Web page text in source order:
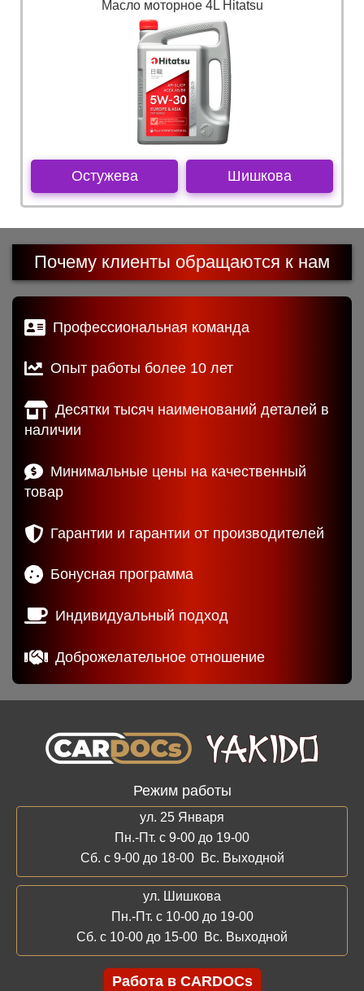
Масло моторное 4L Hitatsu
Остужева Шишкова
Почему клиенты обращаются к нам
Профессиональная команда
Опыт работы более 10 лет
Десятки тысяч наименований деталей в
наличии
Минимальные цены на качественный
товар
Гарантии и гарантии от производителей
Бонусная программа
Индивидуальный подход
Доброжелательное отношение
Режим работы
ул. 25 Января
Пн.-Пт. с 9-00 до 19-00
Сб. с 9-00 до 18-00 Вс. Выходной
ул. Шишкова
Пн.-Пт. с 10-00 до 19-00
Сб. с 10-00 до 15-00 Вс. Выходной
Работа в CARDOCs